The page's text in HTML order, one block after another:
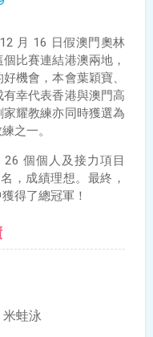
月 16 日假澳門奧林
比賽連結港澳兩地，
機會，本會葉穎寶、
幸代表香港與澳門高
耀教練亦同時獲選為
之一。
個個人及接力項目
，成績理想。最終，
得了總冠軍！
米蛙泳